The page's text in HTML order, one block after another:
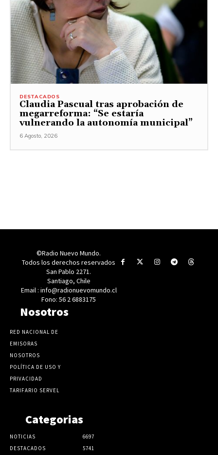
DESTACADOS
Claudia Pascual tras aprobación de
megarreforma: “Se estaría
vulnerando la autonomía municipal”
6 Agosto, 2026
©Radio Nuevo Mundo.
Todos los derechos reservados
San Pablo 2271.
Santiago, Chile
Email : info@radionuevomundo.cl
Fono: 56 2 6883175
Nosotros
RED NACIONAL DE
EMISORAS
NOSOTROS
POLÍTICA DE USO Y
PRIVACIDAD
TARIFARIO SERVEL
Categorias
NOTICIAS
6697
DESTACADOS
5741